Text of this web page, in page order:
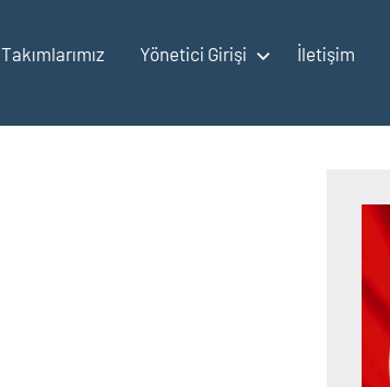
Takımlarımız Yönetici Girişi İletişim